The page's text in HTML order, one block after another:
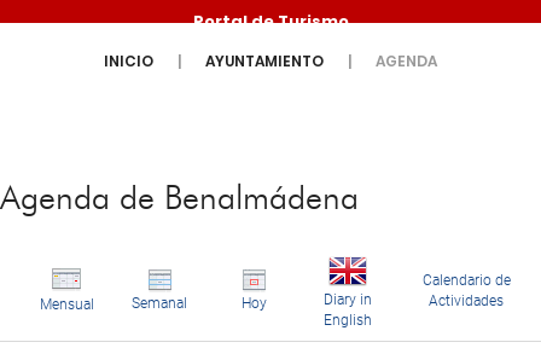
Portal de Turismo
INICIO AYUNTAMIENTO AGENDA
Agenda de Benalmádena
Mensual Semanal Hoy
Diary in
English
Calendario de
Actividades